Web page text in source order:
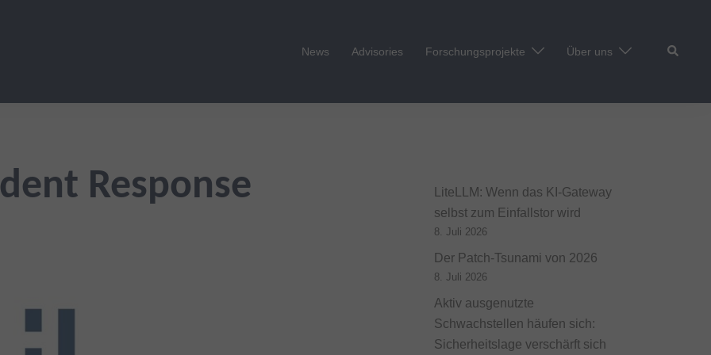
News Advisories Forschungsprojekte Über uns Suche
Response
LiteLLM: Wenn das KI-Gateway
selbst zum Einfallstor wird
8. Juli 2026
Der Patch-Tsunami von 2026
8. Juli 2026
Aktiv ausgenutzte
Schwachstellen häufen sich:
Sicherheitslage verschärft sich